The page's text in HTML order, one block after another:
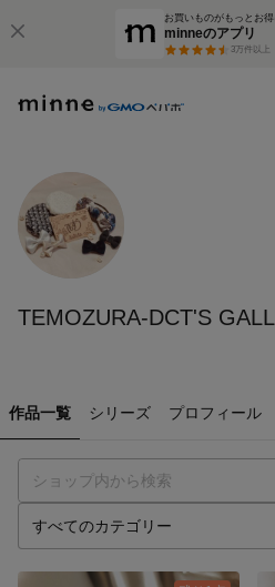
お買いものがもっとお
minneのアプリ
3万件以上
TEMOZURA-DCT'S
作品一覧 シリーズ プロフィール